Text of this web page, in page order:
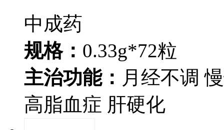
中成药
规格： 0.33g*72粒
主治功能： 月经不调
高脂血症 肝硬化